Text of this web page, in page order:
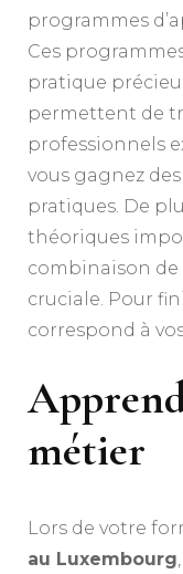
programmes
Ces
pratique
permettent de
professionnels
vous gagnez
pratiques. De
théoriques
combinaison de
cruciale. Pour
correspond à
métier
Lors de votre
au Luxembourg